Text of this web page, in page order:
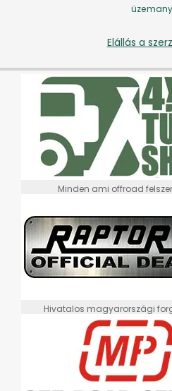
Elállás a
Minden ami offroad
Hivatalos magyarországi